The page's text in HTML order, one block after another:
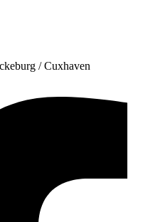
/ Cuxhaven